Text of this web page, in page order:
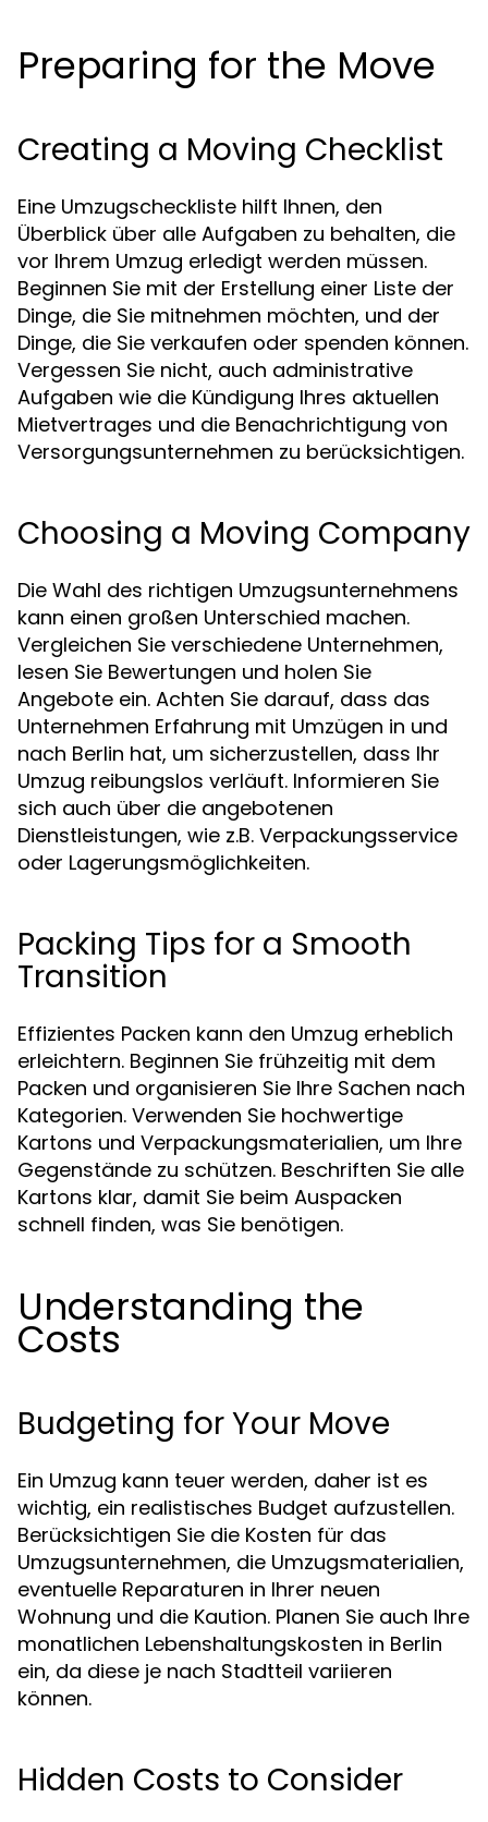
Preparing for the Move
Creating a Moving Checklist
Eine Umzugscheckliste hilft Ihnen, den
Überblick über alle Aufgaben zu behalten, die
vor Ihrem Umzug erledigt werden müssen.
Beginnen Sie mit der Erstellung einer Liste der
Dinge, die Sie mitnehmen möchten, und der
Dinge, die Sie verkaufen oder spenden können.
Vergessen Sie nicht, auch administrative
Aufgaben wie die Kündigung Ihres aktuellen
Mietvertrages und die Benachrichtigung von
Versorgungsunternehmen zu berücksichtigen.
Choosing a Moving Company
Die Wahl des richtigen Umzugsunternehmens
kann einen großen Unterschied machen.
Vergleichen Sie verschiedene Unternehmen,
lesen Sie Bewertungen und holen Sie
Angebote ein. Achten Sie darauf, dass das
Unternehmen Erfahrung mit Umzügen in und
nach Berlin hat, um sicherzustellen, dass Ihr
Umzug reibungslos verläuft. Informieren Sie
sich auch über die angebotenen
Dienstleistungen, wie z.B. Verpackungsservice
oder Lagerungsmöglichkeiten.
Packing Tips for a Smooth
Transition
Effizientes Packen kann den Umzug erheblich
erleichtern. Beginnen Sie frühzeitig mit dem
Packen und organisieren Sie Ihre Sachen nach
Kategorien. Verwenden Sie hochwertige
Kartons und Verpackungsmaterialien, um Ihre
Gegenstände zu schützen. Beschriften Sie alle
Kartons klar, damit Sie beim Auspacken
schnell finden, was Sie benötigen.
Understanding the
Costs
Budgeting for Your Move
Ein Umzug kann teuer werden, daher ist es
wichtig, ein realistisches Budget aufzustellen.
Berücksichtigen Sie die Kosten für das
Umzugsunternehmen, die Umzugsmaterialien,
eventuelle Reparaturen in Ihrer neuen
Wohnung und die Kaution. Planen Sie auch Ihre
monatlichen Lebenshaltungskosten in Berlin
ein, da diese je nach Stadtteil variieren
können.
Hidden Costs to Consider